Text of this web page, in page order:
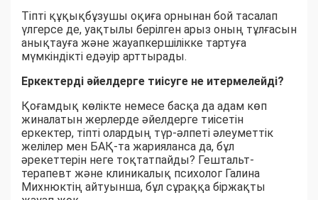
Тіпті құқықбұзушы оқиға орнынан бой тасалап
үлгерсе де, уақтылы берілген арыз оның тұлғасын
анықтауға және жауапкершілікке тартуға
мүмкіндікті едәуір арттырады.
Еркектерді әйелдерге тиісуге не итермелейді?
Қоғамдық көлікте немесе басқа да адам көп
жиналатын жерлерде әйелдерге тиісетін
еркектер, тіпті олардың түр-әлпеті әлеуметтік
желілер мен БАҚ-та жарияланса да, бұл
әрекеттерін неге тоқтатпайды? Гештальт-
терапевт және клиникалық психолог Галина
Михнюктің айтуынша, бұл сұраққа біржақты